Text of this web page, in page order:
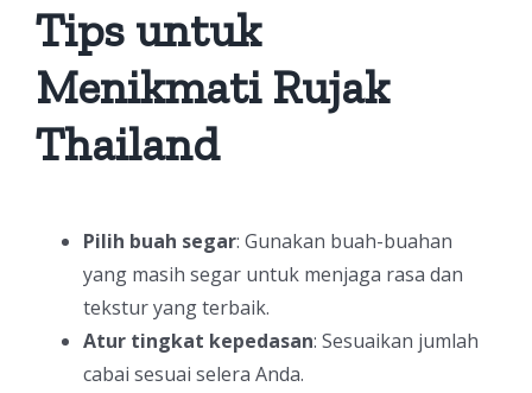
Tips untuk
Menikmati Rujak
Thailand
Pilih buah segar: Gunakan buah-buahan
yang masih segar untuk menjaga rasa dan
tekstur yang terbaik.
Atur tingkat kepedasan: Sesuaikan jumlah
cabai sesuai selera Anda.